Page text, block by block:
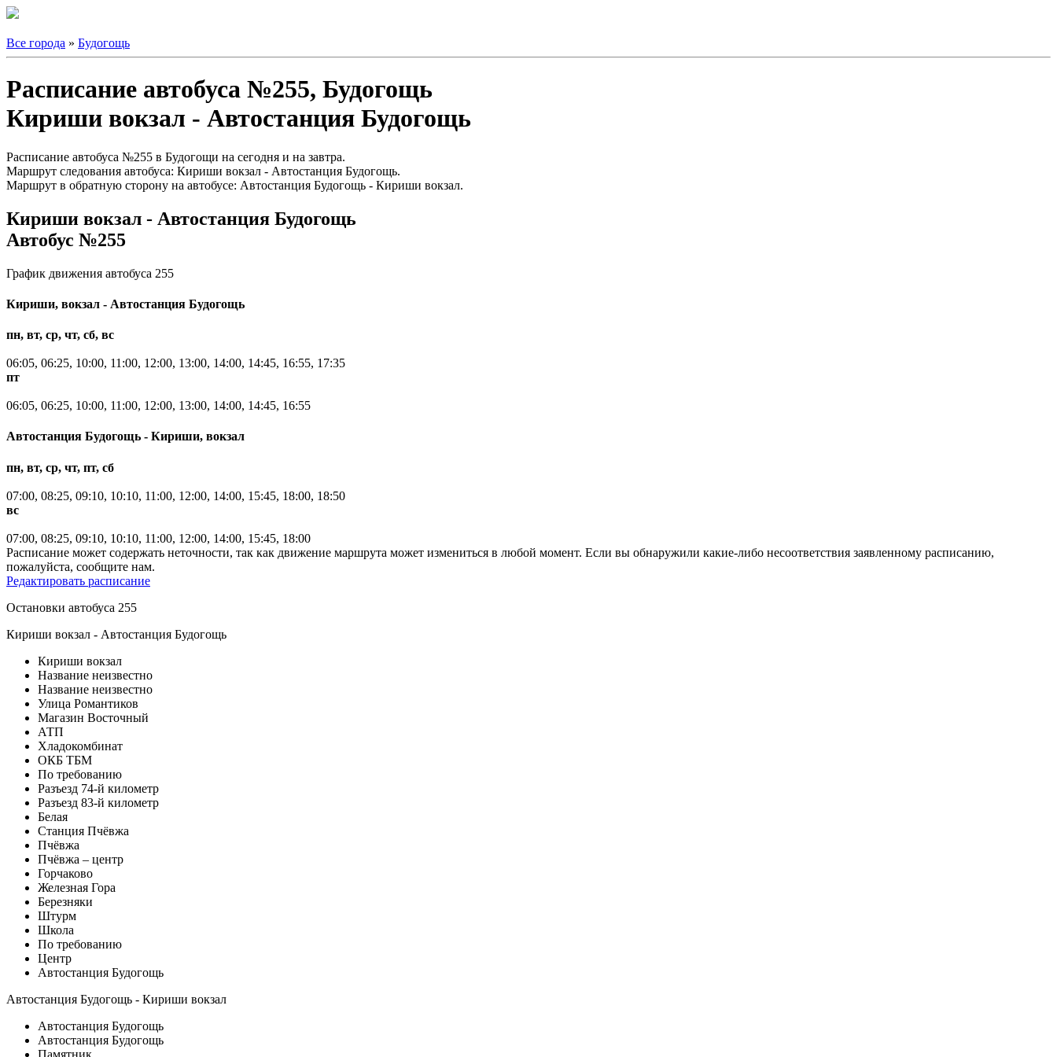
Все города » Будогощь
Расписание автобуса №255, Будогощь
Кириши вокзал - Автостанция Будогощь
Расписание автобуса №255 в Будогощи на сегодня и на завтра.
Маршрут следования автобуса: Кириши вокзал - Автостанция Будогощь.
Маршрут в обратную сторону на автобусе: Автостанция Будогощь - Кириши вокзал.
Кириши вокзал - Автостанция Будогощь
Автобус №255
График движения автобуса 255
Кириши, вокзал - Автостанция Будогощь
пн, вт, ср, чт, сб, вс
06:05, 06:25, 10:00, 11:00, 12:00, 13:00, 14:00, 14:45, 16:55, 17:35
пт
06:05, 06:25, 10:00, 11:00, 12:00, 13:00, 14:00, 14:45, 16:55
Автостанция Будогощь - Кириши, вокзал
пн, вт, ср, чт, пт, сб
07:00, 08:25, 09:10, 10:10, 11:00, 12:00, 14:00, 15:45, 18:00, 18:50
вс
07:00, 08:25, 09:10, 10:10, 11:00, 12:00, 14:00, 15:45, 18:00
Расписание может содержать неточности, так как движение маршрута может измениться в любой момент. Если вы обнаружили какие-либо несоответствия заявленному расписанию,
пожалуйста, сообщите нам.
Редактировать расписание
Остановки автобуса 255
Кириши вокзал - Автостанция Будогощь
Кириши вокзал
Название неизвестно
Название неизвестно
Улица Романтиков
Магазин Восточный
АТП
Хладокомбинат
ОКБ ТБМ
По требованию
Разъезд 74-й километр
Разъезд 83-й километр
Белая
Станция Пчёвжа
Пчёвжа
Пчёвжа – центр
Горчаково
Железная Гора
Березняки
Штурм
Школа
По требованию
Центр
Автостанция Будогощь
Автостанция Будогощь - Кириши вокзал
Автостанция Будогощь
Автостанция Будогощь
Памятник